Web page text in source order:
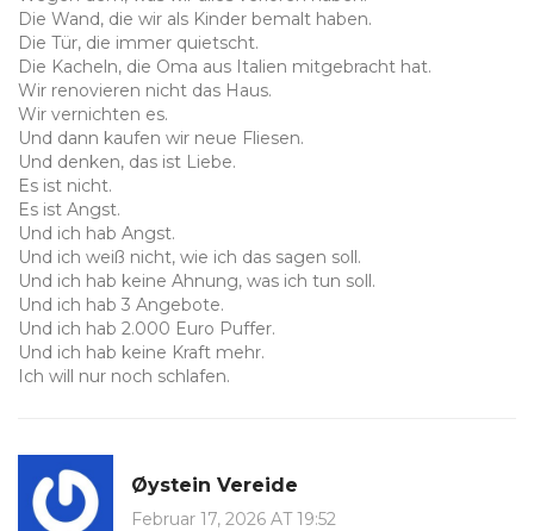
Die Wand, die wir als Kinder bemalt haben.
Die Tür, die immer quietscht.
Die Kacheln, die Oma aus Italien mitgebracht hat.
Wir renovieren nicht das Haus.
Wir vernichten es.
Und dann kaufen wir neue Fliesen.
Und denken, das ist Liebe.
Es ist nicht.
Es ist Angst.
Und ich hab Angst.
Und ich weiß nicht, wie ich das sagen soll.
Und ich hab keine Ahnung, was ich tun soll.
Und ich hab 3 Angebote.
Und ich hab 2.000 Euro Puffer.
Und ich hab keine Kraft mehr.
Ich will nur noch schlafen.
Øystein Vereide
Februar 17, 2026 AT 19:52